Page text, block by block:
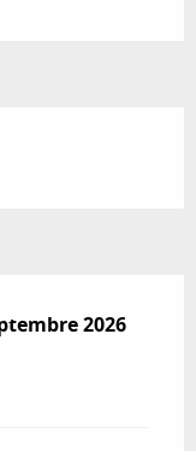
2026
2026